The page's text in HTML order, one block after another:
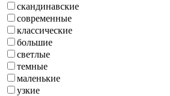
скандинавские
современные
классические
большие
светлые
темные
маленькие
узкие